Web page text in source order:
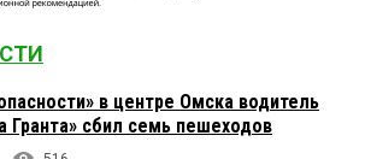
в центре Омска водитель
Гранта» сбил семь пешеходов